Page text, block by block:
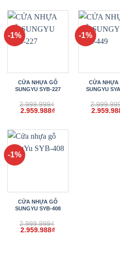
2.999.999₫.là:
2.959.988₫.
-1%
CỬA NHỰA GỖ
SUNGYU SYB-227
2.999.999₫
Giá
2.999.999₫.
2.959.988₫Giá
là:
2.959.988₫.
-1%
CỬA NHỰA
SUNGYU
Giá
-1%
CỬA NHỰA GỖ
SUNGYU SYB-408
2.999.999₫
Giá
2.959.988₫Giá